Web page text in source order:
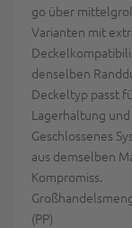
go über
Varianten mit
denselben
Deckeltyp passt
Lagerhaltung
Geschlossenes
aus demselben
Kompromiss.
(PP)